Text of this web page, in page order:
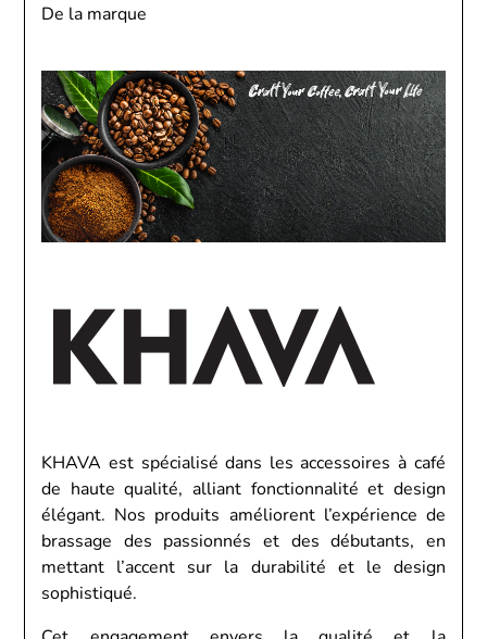
De la marque
KHAVA est spécialisé dans les accessoires à café
de haute qualité, alliant fonctionnalité et design
élégant. Nos produits améliorent l’expérience de
brassage des passionnés et des débutants, en
mettant l’accent sur la durabilité et le design
sophistiqué.